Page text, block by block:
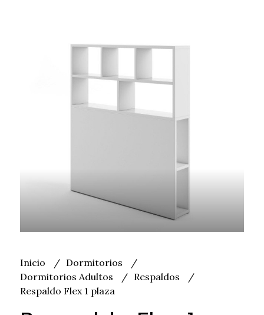
Inicio
Dormitorios
Dormitorios Adultos
Respaldos
Respaldo Flex 1 plaza